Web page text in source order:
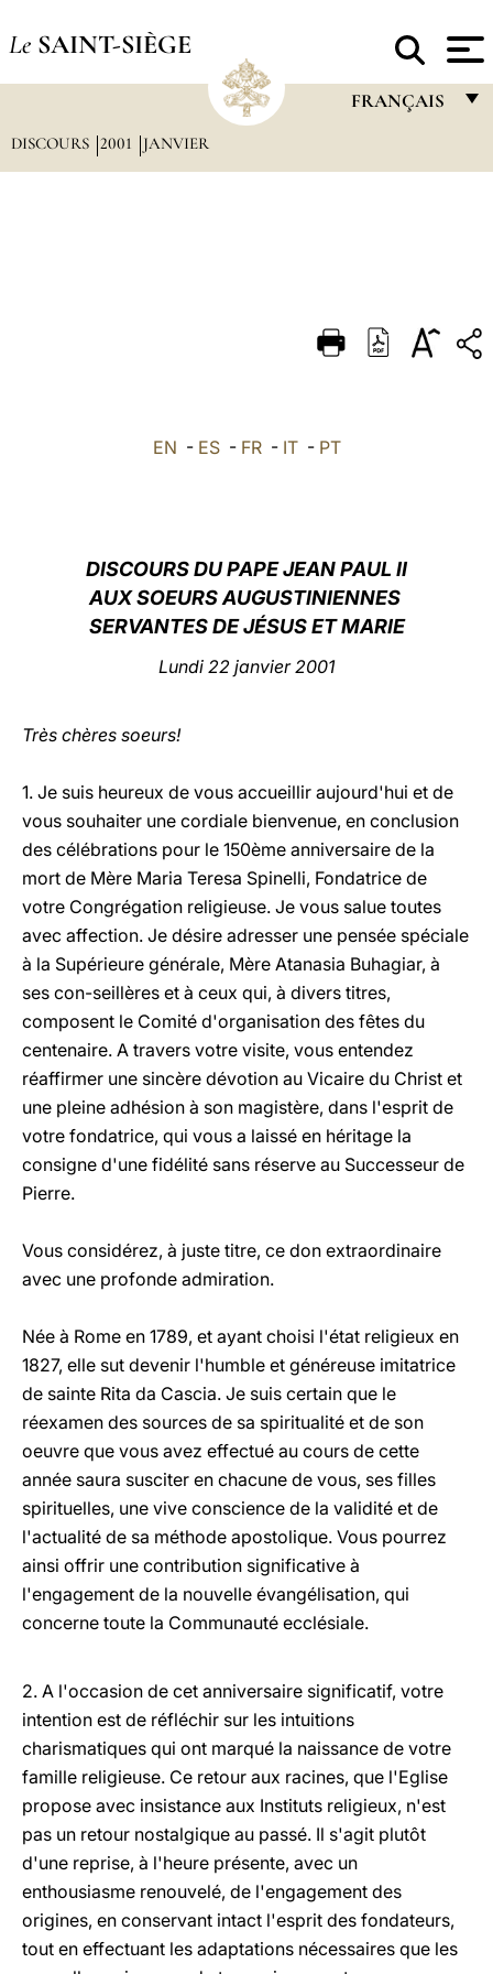
Le SAINT-SIÈGE
FRANÇAIS
DEUTSCH
DISCOURS 2001 JANVIER
EN - ES- FR- IT- PT
DISCOURS DU PAPE JEAN PAUL II
AUX SOEURS AUGUSTINIENNES
SERVANTES DE JÉSUS ET MARIE
Lundi 22 janvier 2001
Très chères soeurs!
1. Je suis heureux de vous accueillir aujourd'hui et de
vous souhaiter une cordiale bienvenue, en conclusion
des célébrations pour le 150ème anniversaire de la
mort de Mère Maria Teresa Spinelli, Fondatrice de
votre Congrégation religieuse. Je vous salue toutes
avec affection. Je désire adresser une pensée spéciale
à la Supérieure générale, Mère Atanasia Buhagiar, à
ses con-seillères et à ceux qui, à divers titres,
composent le Comité d'organisation des fêtes du
centenaire. A travers votre visite, vous entendez
réaffirmer une sincère dévotion au Vicaire du Christ et
une pleine adhésion à son magistère, dans l'esprit de
votre fondatrice, qui vous a laissé en héritage la
consigne d'une fidélité sans réserve au Successeur de
Pierre.
Vous considérez, à juste titre, ce don extraordinaire
avec une profonde admiration.
Née à Rome en 1789, et ayant choisi l'état religieux en
1827, elle sut devenir l'humble et généreuse imitatrice
de sainte Rita da Cascia. Je suis certain que le
réexamen des sources de sa spiritualité et de son
oeuvre que vous avez effectué au cours de cette
année saura susciter en chacune de vous, ses filles
spirituelles, une vive conscience de la validité et de
l'actualité de sa méthode apostolique. Vous pourrez
ainsi offrir une contribution significative à
l'engagement de la nouvelle évangélisation, qui
concerne toute la Communauté ecclésiale.
2. A l'occasion de cet anniversaire significatif, votre
intention est de réfléchir sur les intuitions
charismatiques qui ont marqué la naissance de votre
famille religieuse. Ce retour aux racines, que l'Eglise
propose avec insistance aux Instituts religieux, n'est
pas un retour nostalgique au passé. Il s'agit plutôt
d'une reprise, à l'heure présente, avec un
enthousiasme renouvelé, de l'engagement des
origines, en conservant intact l'esprit des fondateurs,
tout en effectuant les adaptations nécessaires que les